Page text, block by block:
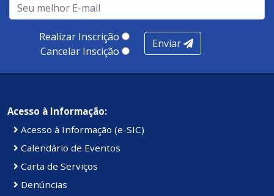
Realizar Inscrição
Cancelar Inscição
Enviar
Acesso à Informação:
Acesso à Informação (e-SIC)
Calendário de Eventos
Carta de Serviços
Denúncias